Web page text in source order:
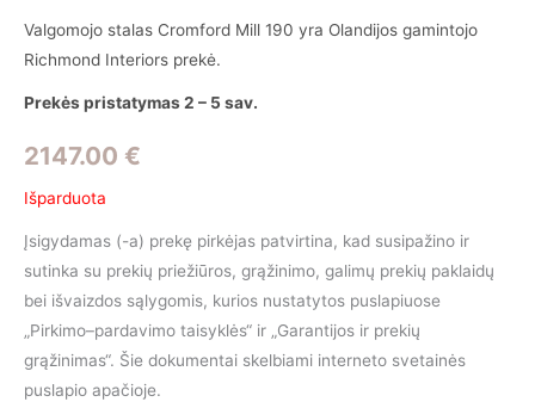
Valgomojo stalas Cromford Mill 190 yra Olandijos gamintojo
Richmond Interiors prekė.
Prekės pristatymas 2 – 5 sav.
2147.00 €
Išparduota
Įsigydamas (-a) prekę pirkėjas patvirtina, kad susipažino ir
sutinka su prekių priežiūros, grąžinimo, galimų prekių paklaidų
bei išvaizdos sąlygomis, kurios nustatytos puslapiuose
„Pirkimo–pardavimo taisyklės“ ir „Garantijos ir prekių
grąžinimas“. Šie dokumentai skelbiami interneto svetainės
puslapio apačioje.